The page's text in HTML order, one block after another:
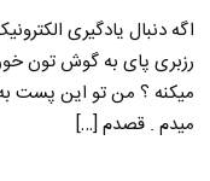
اگه دنبال یادگیری
رزبری پای به گوش تون
میکنه ؟ من تو این پست به
میدم . قصدم […]